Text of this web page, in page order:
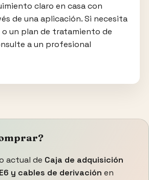
claro en casa con
de una aplicación. Si necesita
un plan de tratamiento de
a un profesional
actual de Caja de adquisición
y cables de derivación en